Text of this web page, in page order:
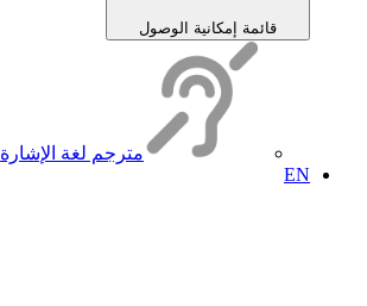
قائمة إمكانية الوصول
مترجم لغة الإشارة
EN